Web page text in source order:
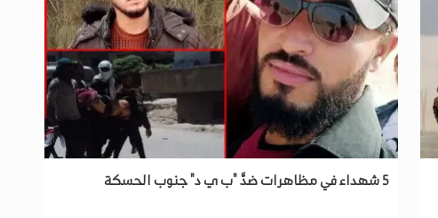
5 شهداء في مظاهرات ضدَّ "ب ي د" جنوب الحسكة